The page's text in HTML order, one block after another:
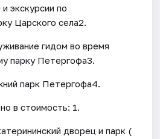
экскурсии по
Царского села2.
гидом во время
парку Петергофа3.
парк Петергофа4.
в стоимость: 1.
дворец и парк (